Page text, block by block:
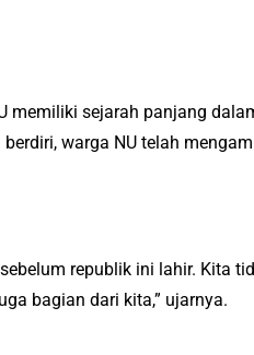
memiliki sejarah panjang
warga NU telah
republik ini lahir. Kita
bagian dari kita,” ujarnya.